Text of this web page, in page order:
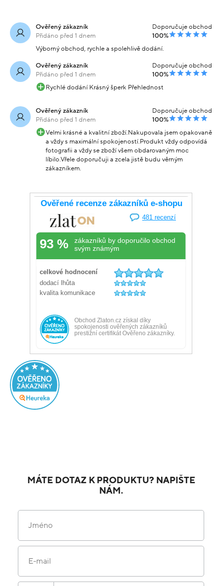
Ověřený zákazník
Přidáno před 1 dnem
Doporučuje obchod
100%
Výborný obchod, rychle a spolehlivě dodání.
Ověřený zákazník
Přidáno před 1 dnem
Doporučuje obchod
100%
Rychlé dodání Krásný šperk Přehlednost
Ověřený zákazník
Přidáno před 1 dnem
Doporučuje obchod
100%
Velmi krásné a kvalitní zboží.Nakupovala jsem opakovaně
a vždy s maximální spokojeností.Produkt vždy odpovídá
fotografii a vždy se zboží všem obdarovaným moc
líbilo.Vřele doporučuji a zcela jistě budu věrným
zákazníkem.
MÁTE DOTAZ K PRODUKTU? NAPIŠTE
NÁM.
Jméno
E-mail